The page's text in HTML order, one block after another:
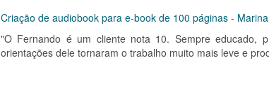
Criação de audiobook para e-book de 100 páginas -
"O Fernando é um cliente nota 10. Sempre educado,
orientações dele tornaram o trabalho muito mais leve e